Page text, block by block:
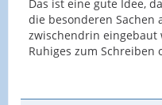
Das ist eine gute Idee,
die besonderen Sachen
zwischendrin eingebaut
Ruhiges zum Schreiben